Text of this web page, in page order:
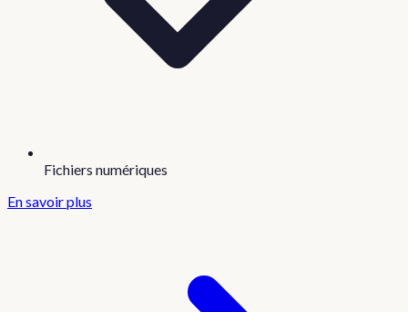
Fichiers numériques
En savoir plus